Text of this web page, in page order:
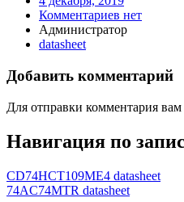
Комментариев нет
Администратор
datasheet
Добавить комментарий
Для отправки комментария
Навигация по
CD74HCT109ME4 datasheet
74AC74MTR datasheet